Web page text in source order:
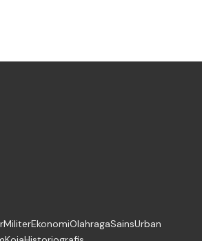
MiliterEkonomiOlahragaSainsUrban